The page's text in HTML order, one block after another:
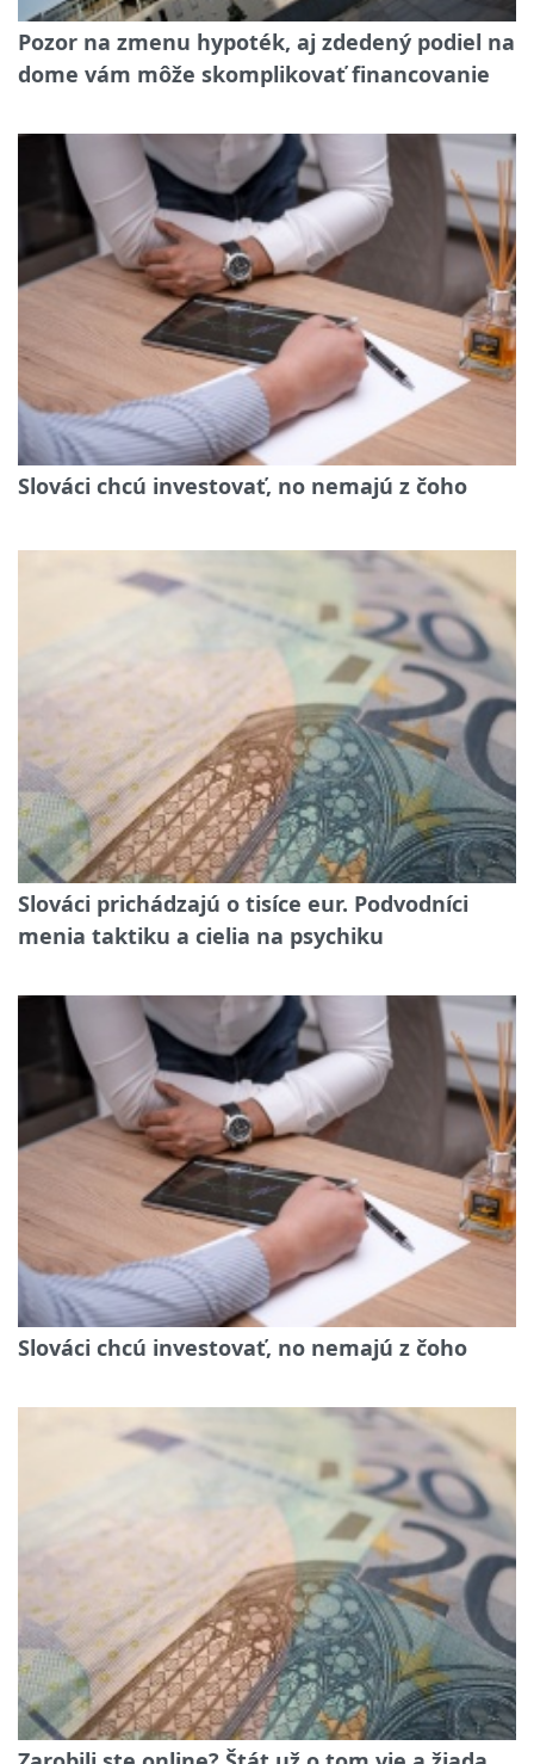
Pozor na zmenu hypoték, aj zdedený podiel na
dome vám môže skomplikovať financovanie
Slováci chcú investovať, no nemajú z čoho
Slováci prichádzajú o tisíce eur. Podvodníci
menia taktiku a cielia na psychiku
Slováci chcú investovať, no nemajú z čoho